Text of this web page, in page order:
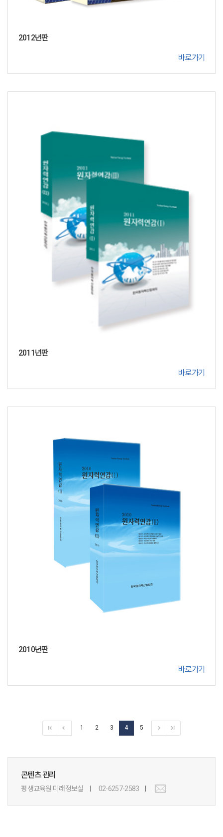
2012년판
바로가기
2011년판
바로가기
2010년판
바로가기
1 2 3 4 5
콘텐츠 관리
평생교육원 미래정보실 02-6257-2583